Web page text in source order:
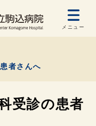
メニュー
者さんへ
受診の患者